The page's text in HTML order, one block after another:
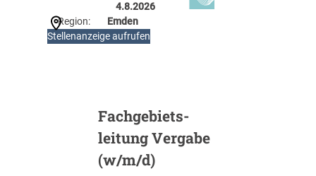
4.8.2026
Region:
Emden
Stellenanzeige aufrufen
r
e
n
t
*
Fachgebiets­
leitung Vergabe
(w/m/d)